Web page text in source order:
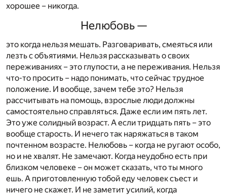
хорошее – никогда.
Нелюбовь —
это когда нельзя мешать. Разговаривать, смеяться или
лезть с объятиями. Нельзя рассказывать о своих
переживаниях – это глупости, а не переживания. Нельзя
что-то просить – надо понимать, что сейчас трудное
положение. И вообще, зачем тебе это? Нельзя
рассчитывать на помощь, взрослые люди должны
самостоятельно справляться. Даже если им пять лет.
Это уже солидный возраст. А если тридцать пять – это
вообще старость. И нечего так наряжаться в таком
почтенном возрасте. Нелюбовь – когда не ругают особо,
но и не хвалят. Не замечают. Когда неудобно есть при
близком человеке – он может сказать, что ты много
ешь. А приготовленную тобой еду человек съест и
ничего не скажет. И не заметит усилий, когда